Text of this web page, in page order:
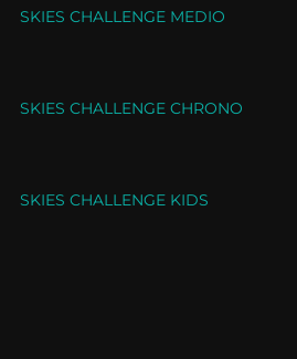
SKIES CHALLENGE MEDIO
SKIES CHALLENGE CHRONO
SKIES CHALLENGE KIDS